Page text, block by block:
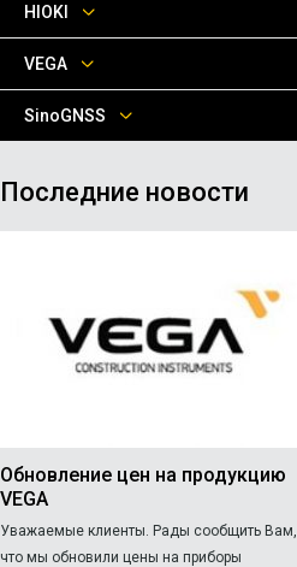
HIOKI
VEGA
SinoGNSS
Последние новости
Обновление цен на продукцию
VEGA
Уважаемые клиенты. Рады сообщить Вам,
что мы обновили цены на приборы